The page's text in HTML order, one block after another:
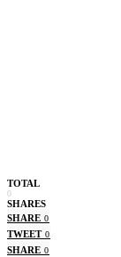
TOTAL
0
SHARES
SHARE 0
TWEET 0
SHARE 0